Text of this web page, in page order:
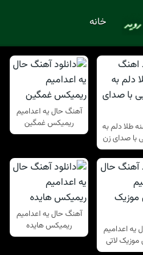
خانه
طلا دلم به
با صدای زن
آهنگ حال یه اعدامیم
ریمیکس غمگین
یه اعدامیم
لاتی
آهنگ حال یه اعدامیم
ریمیکس هایده